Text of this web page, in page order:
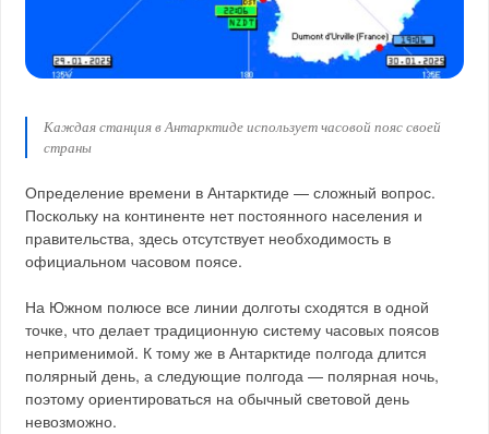
Каждая станция в Антарктиде использует часовой пояс своей
страны
Определение времени в Антарктиде — сложный вопрос.
Поскольку на континенте нет постоянного населения и
правительства, здесь отсутствует необходимость в
официальном часовом поясе.
На Южном полюсе все линии долготы сходятся в одной
точке, что делает традиционную систему часовых поясов
неприменимой. К тому же в Антарктиде полгода длится
полярный день, а следующие полгода — полярная ночь,
поэтому ориентироваться на обычный световой день
невозможно.